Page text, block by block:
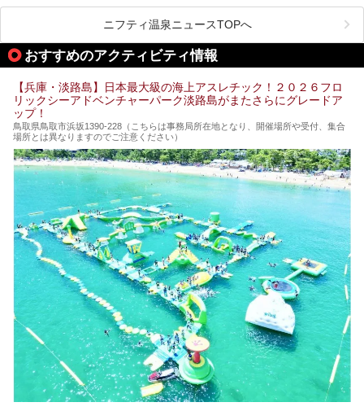
有名な「金泉」と「銀泉」に加え、人工のの炭酸泉まで楽し
める、ある意味「最強」ともいえる施設です。
今回は自慢のお湯をメインにその魅力の数々を紹介します！
ニフティ温泉ニュースTOPへ
おすすめのアクティビティ情報
【兵庫・淡路島】日本最大級の海上アスレチック！２０２６フロ
リックシーアドベンチャーパーク淡路島がまたさらにグレードア
ップ！
鳥取県鳥取市浜坂1390‐228（こちらは事務局所在地となり、開催場所や受付、集合
場所とは異なりますのでご注意ください）